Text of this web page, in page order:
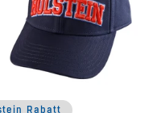
Rabatt